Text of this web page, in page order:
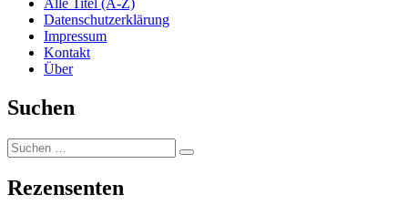
Alle Titel (A-Z)
Datenschutzerklärung
Impressum
Kontakt
Über
Suchen
Suchen
nach:
Suchen
Rezensenten